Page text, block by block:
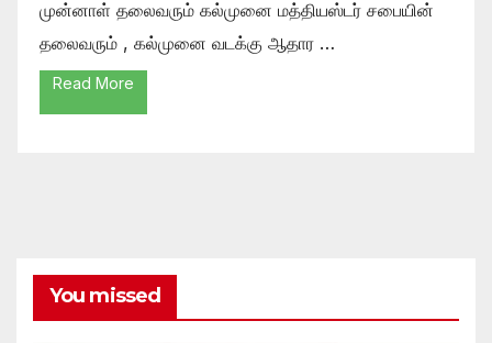
முன்னாள் தலைவரும் கல்முனை மத்தியஸ்டர் சபையின்
தலைவரும் , கல்முனை வடக்கு ஆதார …
Read More
You missed